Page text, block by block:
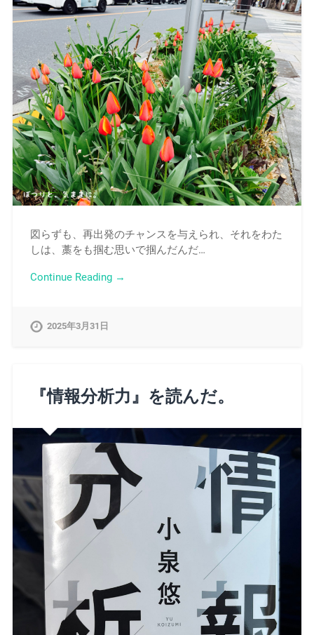
図らずも、再出発のチャンスを与えられ、それをわた
しは、藁をも掴む思いで掴んだんだ…
Continue Reading →
2025年3月31日
『情報分析力』を読んだ。